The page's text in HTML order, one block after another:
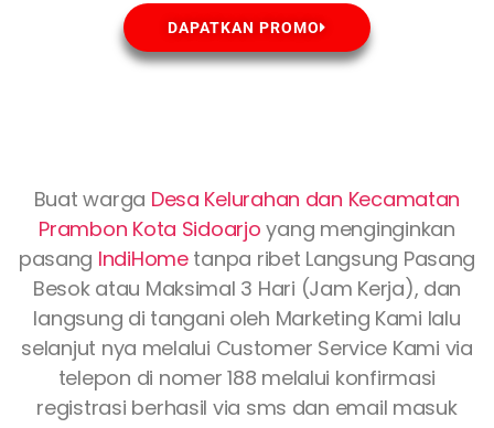
DAPATKAN PROMO
Buat warga Desa Kelurahan dan Kecamatan
Prambon Kota Sidoarjo yang menginginkan
pasang IndiHometanpa ribet Langsung Pasang
Besok atau Maksimal 3 Hari (Jam Kerja), dan
langsung di tangani oleh Marketing Kami lalu
selanjut nya melalui Customer Service Kami via
telepon di nomer 188 melalui konfirmasi
registrasi berhasil via sms dan email masuk